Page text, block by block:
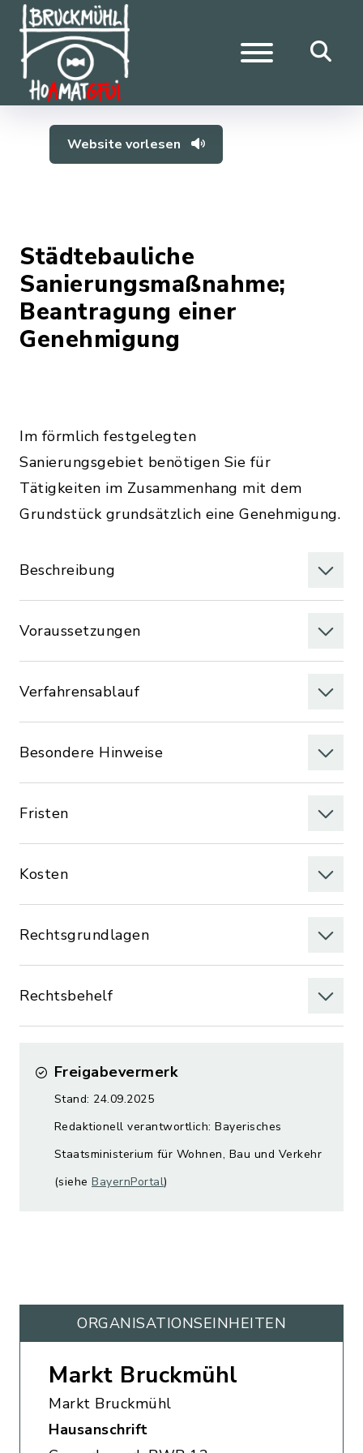
Website vorlesen
Städtebauliche
Sanierungsmaßnahme;
Beantragung einer
Genehmigung
Im förmlich festgelegten
Sanierungsgebiet benötigen Sie für
Tätigkeiten im Zusammenhang mit dem
Grundstück grundsätzlich eine Genehmigung.
Beschreibung
Voraussetzungen
Verfahrensablauf
Besondere Hinweise
Fristen
Kosten
Rechtsgrundlagen
Rechtsbehelf
Freigabevermerk
Stand: 24.09.2025
Redaktionell verantwortlich: Bayerisches
Staatsministerium für Wohnen, Bau und Verkehr
(siehe BayernPortal)
ORGANISATIONS­EINHEITEN
Markt Bruckmühl
Markt Bruckmühl
Hausanschrift